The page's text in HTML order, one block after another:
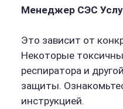
Менеджер СЭС
Это зависит от
Некоторые
респиратора и
защиты.
инструкцией.